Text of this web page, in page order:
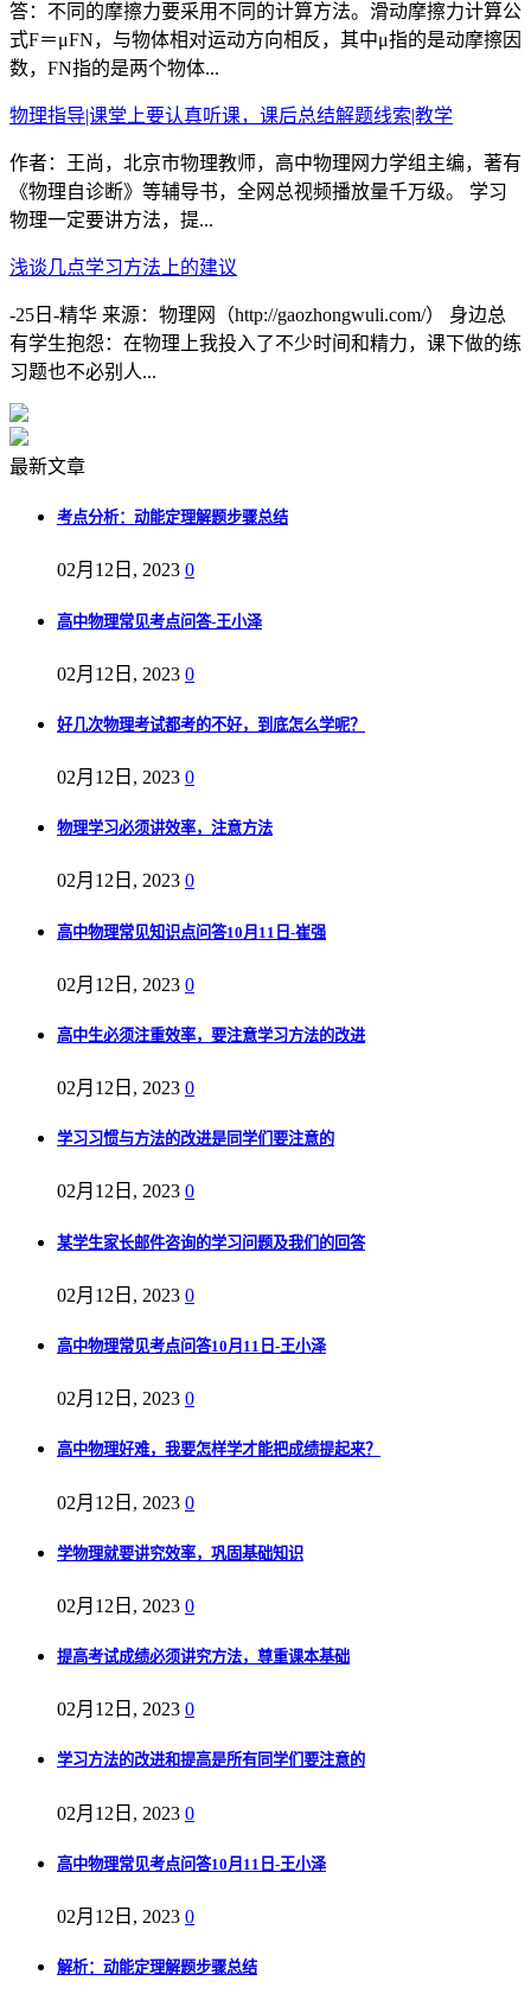
答：不同的摩擦力要采用不同的计算方法。滑动摩擦力计算公
式F＝μFN，与物体相对运动方向相反，其中μ指的是动摩擦因
数，FN指的是两个物体...
物理指导|课堂上要认真听课，课后总结解题线索|教学
作者：王尚，北京市物理教师，高中物理网力学组主编，著有
《物理自诊断》等辅导书，全网总视频播放量千万级。 学习
物理一定要讲方法，提...
浅谈几点学习方法上的建议
-25日-精华 来源：物理网（http://gaozhongwuli.com/） 身边总
有学生抱怨：在物理上我投入了不少时间和精力，课下做的练
习题也不必别人...
最新文章
考点分析：动能定理解题步骤总结
02月12日, 2023 0
高中物理常见考点问答-王小泽
02月12日, 2023 0
好几次物理考试都考的不好，到底怎么学呢？
02月12日, 2023 0
物理学习必须讲效率，注意方法
02月12日, 2023 0
高中物理常见知识点问答10月11日-崔强
02月12日, 2023 0
高中生必须注重效率，要注意学习方法的改进
02月12日, 2023 0
学习习惯与方法的改进是同学们要注意的
02月12日, 2023 0
某学生家长邮件咨询的学习问题及我们的回答
02月12日, 2023 0
高中物理常见考点问答10月11日-王小泽
02月12日, 2023 0
高中物理好难，我要怎样学才能把成绩提起来？
02月12日, 2023 0
学物理就要讲究效率，巩固基础知识
02月12日, 2023 0
提高考试成绩必须讲究方法，尊重课本基础
02月12日, 2023 0
学习方法的改进和提高是所有同学们要注意的
02月12日, 2023 0
高中物理常见考点问答10月11日-王小泽
02月12日, 2023 0
解析：动能定理解题步骤总结